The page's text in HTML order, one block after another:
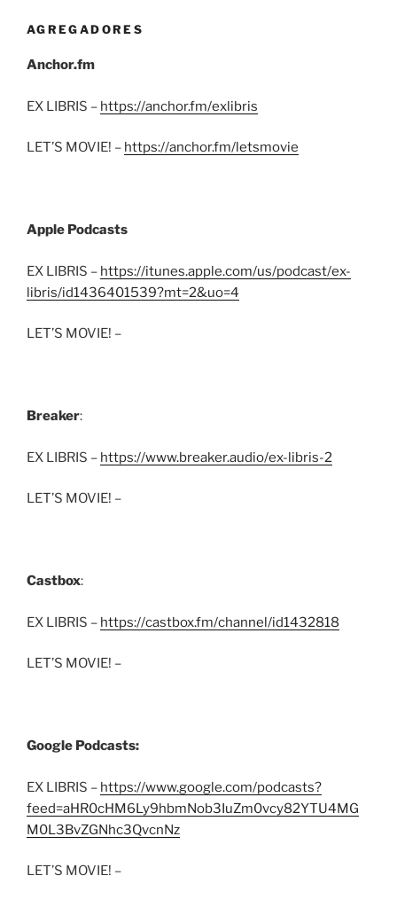
AGREGADORES
Anchor.fm
EX LIBRIS – https://anchor.fm/exlibris
LET’S MOVIE! – https://anchor.fm/letsmovie
Apple Podcasts
EX LIBRIS – https://itunes.apple.com/us/podcast/ex-
libris/id1436401539?mt=2&uo=4
LET’S MOVIE! –
Breaker:
EX LIBRIS – https://www.breaker.audio/ex-libris-2
LET’S MOVIE! –
Castbox:
EX LIBRIS – https://castbox.fm/channel/id1432818
LET’S MOVIE! –
Google Podcasts:
EX LIBRIS – https://www.google.com/podcasts?
feed=aHR0cHM6Ly9hbmNob3IuZm0vcy82YTU4MG
M0L3BvZGNhc3QvcnNz
LET’S MOVIE! –